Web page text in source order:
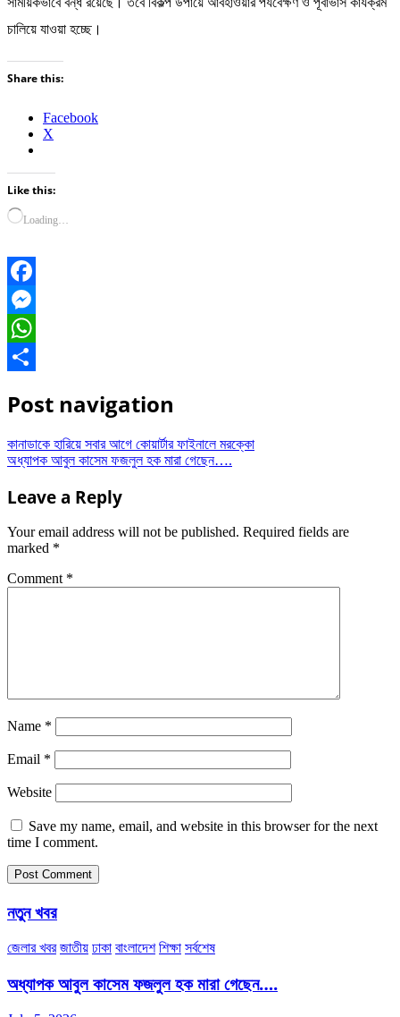
চালিয়ে যাওয়া হচ্ছে।
Share this:
Facebook
X
Like this:
Loading…
Facebook
Messenger
WhatsApp
Post navigation
কানাডাকে হারিয়ে সবার আগে কোয়ার্টার ফাইনালে মরক্কো
অধ্যাপক আবুল কাসেম ফজলুল হক মারা গেছেন….
Leave a Reply
Your email address will not be published. Required fields are
marked *
Comment *
Name *
Email *
Website
Save my name, email, and website in this browser for the next
time I comment.
নতুন খবর
জেলার খবর জাতীয় ঢাকা বাংলাদেশ শিক্ষা সর্বশেষ
অধ্যাপক আবুল কাসেম ফজলুল হক মারা গেছেন….